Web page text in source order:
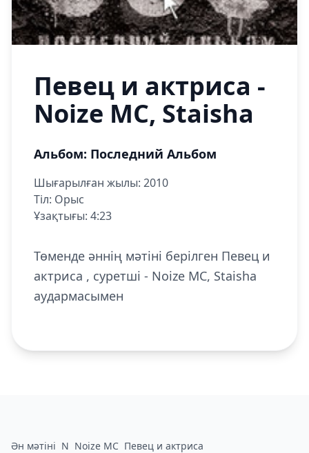
Певец и актриса -
Noize MC, Staisha
Альбом: Последний Альбом
Шығарылған жылы: 2010
Тіл: Орыс
Ұзақтығы: 4:23
Төменде әннің мәтіні берілген Певец и
актриса , суретші - Noize MC, Staisha
аудармасымен
Ән мәтіні N Noize MC Певец и актриса